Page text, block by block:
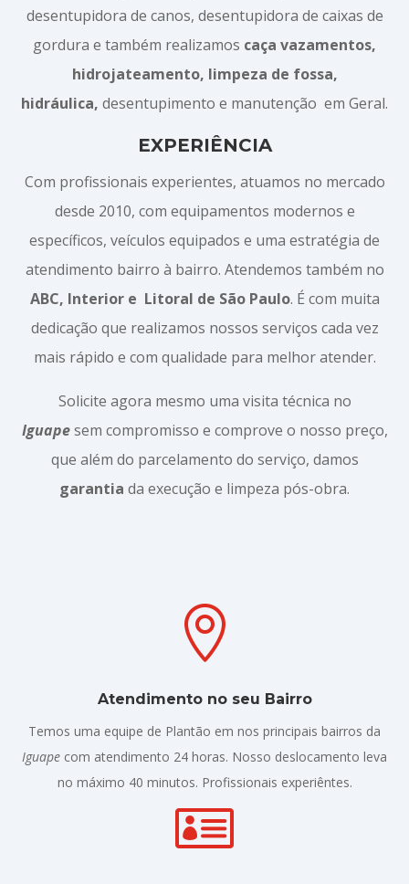
desentupidora de canos, desentupidora de caixas de
gordura e também realizamos caça vazamentos,
hidrojateamento, limpeza de fossa,
hidráulica, desentupimento e manutenção em Geral.
EXPERIÊNCIA
Com profissionais experientes, atuamos no mercado
desde 2010, com equipamentos modernos e
específicos, veículos equipados e uma estratégia de
atendimento bairro à bairro. Atendemos também no
ABC, Interior e Litoral de São Paulo. É com muita
dedicação que realizamos nossos serviços cada vez
mais rápido e com qualidade para melhor atender.
Solicite agora mesmo uma visita técnica no
Iguapesem compromisso e comprove o nosso preço,
que além do parcelamento do serviço, damos
garantia da execução e limpeza pós-obra.

Atendimento no seu Bairro
Temos uma equipe de Plantão em nos principais bairros da
Iguape com atendimento 24 horas. Nosso deslocamento leva
no máximo 40 minutos. Profissionais experiêntes.
